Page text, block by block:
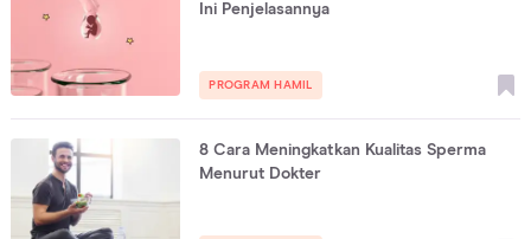
Ini Penjelasannya
PROGRAM HAMIL
8 Cara Meningkatkan Kualitas Sperma
Menurut Dokter